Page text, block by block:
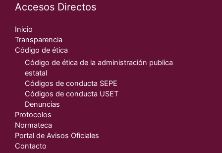
Accesos Directos
Inicio
Transparencia
Código de ética
Código de ética de la administración publica
estatal
Códigos de conducta SEPE
Códigos de conducta USET
Denuncias
Protocolos
Normateca
Portal de Avisos Oficiales
Contacto